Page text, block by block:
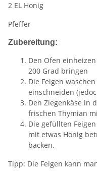
2 EL Honig
Pfeffer
Zubereitung:
Den Ofen
200 Grad bringen
Die Feigen
einschneiden
Den Ziegenkäse in
frischen Thymian
Die gefüllten
mit etwas Honig
backen.
Tipp: Die Feigen kann